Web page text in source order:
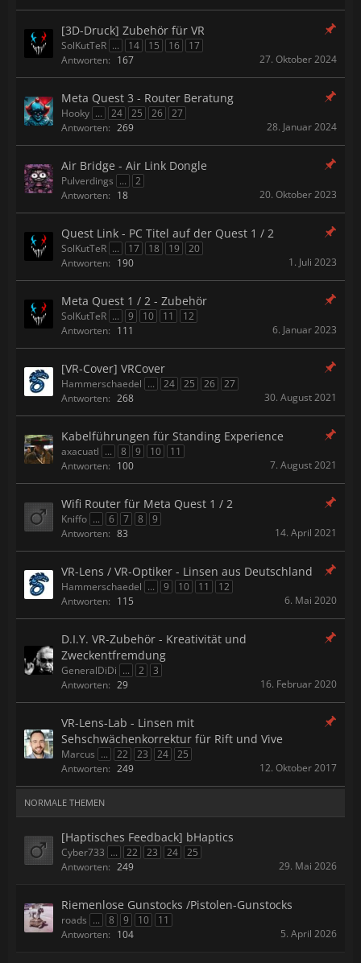
[3D-Druck] Zubehör für VR
SolKutTeR ... 14 15 16
17
Antworten: 167 27. Oktober 2024
Meta Quest 3 - Router Beratung
Hooky ... 24 25 26
27
Antworten: 269 28. Januar 2024
Air Bridge - Air Link Dongle
Pulverdings ...
2
Antworten: 18 20. Oktober 2023
Quest Link - PC Titel auf der Quest 1 / 2
SolKutTeR ... 17 18 19
20
Antworten: 190 1. Juli 2023
Meta Quest 1 / 2 - Zubehör
SolKutTeR ... 9 10 11
12
Antworten: 111 6. Januar 2023
[VR-Cover] VRCover
Hammerschaedel ... 24 25 26
27
Antworten: 268 30. August 2021
Kabelführungen für Standing Experience
axacuatl ... 8 9 10
11
Antworten: 100 7. August 2021
Wifi Router für Meta Quest 1 / 2
Kniffo ... 6 7 8
9
Antworten: 83 14. April 2021
VR-Lens / VR-Optiker - Linsen aus Deutschland
Hammerschaedel ... 9 10 11
12
Antworten: 115 6. Mai 2020
D.I.Y. VR-Zubehör - Kreativität und
Zweckentfremdung
GeneralDiDi ... 2
3
Antworten: 29 16. Februar 2020
VR-Lens-Lab - Linsen mit
Sehschwächenkorrektur für Rift und Vive
Marcus ... 22 23 24
25
Antworten: 249 12. Oktober 2017
NORMALE THEMEN
[Haptisches Feedback] bHaptics
Cyber733 ... 22 23 24
25
Antworten: 249 29. Mai 2026
Riemenlose Gunstocks /Pistolen-Gunstocks
roads ... 8 9 10
11
Antworten: 104 5. April 2026